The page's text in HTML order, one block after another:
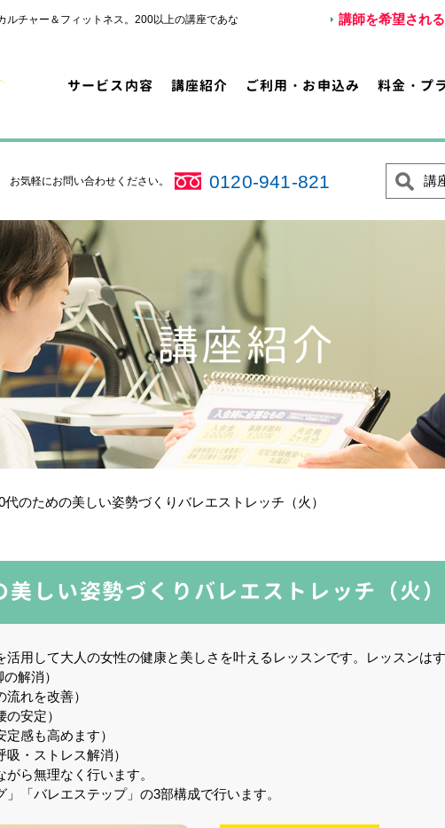
チャー＆フィットネス。200以上の講座であな
サービス内容 講座紹介 ご利用・お申込み 料金・プ
講師を希望され
お気軽にお問い合わせください。 0120-941-821 講
講座紹介
代のための美しい姿勢づくりバレエストレッチ（火）
しい姿勢づくりバレエストレッチ（火）
活用して大人の女性の健康と美しさを叶えるレッスンです。レッスンは
解消）
れを改善）
安定）
感も高めます）
・ストレス解消）
ら無理なく行います。
」「バレエステップ」の3部構成で行います。